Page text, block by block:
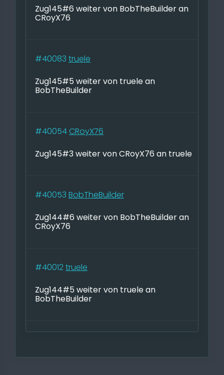
Zug145#6 weiter von BobTheBuilder an
CRoyX76
#40083 truele
Zug145#5 weiter von truele an
BobTheBuilder
#40054 CRoyX76
Zug145#3 weiter von CRoyX76 an truele
#40053 BobTheBuilder
Zug144#6 weiter von BobTheBuilder an
CRoyX76
#40012truele
Zug144#5 weiter von truele an
BobTheBuilder